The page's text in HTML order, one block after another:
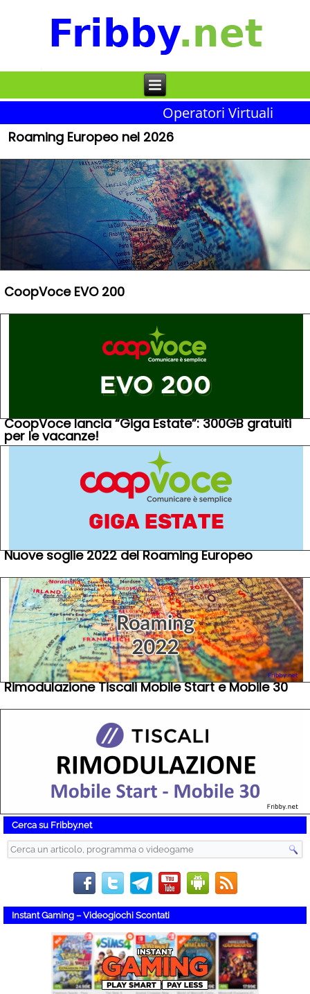
Operatori Virtuali
Roaming Europeo nel 2026
CoopVoce EVO 200
CoopVoce lancia “Giga Estate”: 300GB gratuiti
per le vacanze!
Nuove soglie 2022 del Roaming Europeo
Rimodulazione Tiscali Mobile Start e Mobile 30
Cerca su Fribby.net
Instant Gaming – Videogiochi Scontati